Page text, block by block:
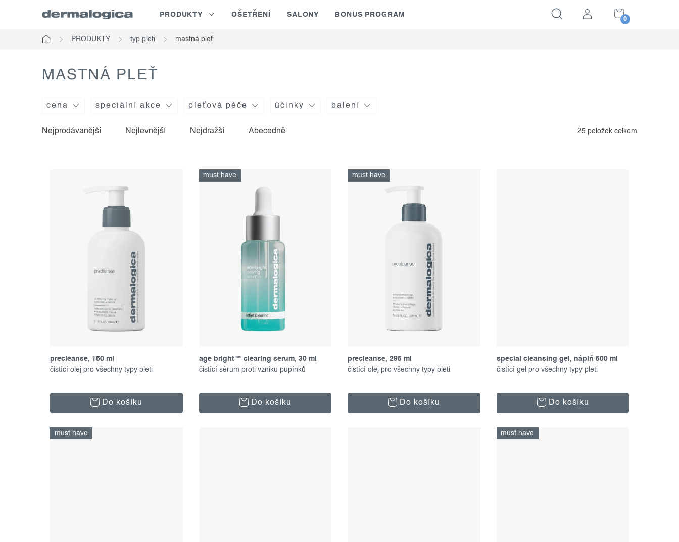
NÁKUPNÍ
KOŠÍK
PRODUKTY OŠETŘENÍ SALONY BONUS PROGRAM
PRODUKTY typ pleti mastná pleť
MASTNÁ PLEŤ
cena speciální akce pleťová péče účinky balení
Nejprodávanější Nejlevnější Nejdražší Abecedně 25 položek celkem
precleanse, 150 ml
čistící olej pro všechny typy pleti
Do košíku
must have
age bright™ clearing serum, 30 ml
čistící sérum proti vzniku pupínků
Do košíku
must have
precleanse, 295 ml
čistící olej pro všechny typy pleti
Do košíku
special cleansing gel, náplň 500 ml
čistící gel pro všechny typy pleti
Do košíku
must have must have